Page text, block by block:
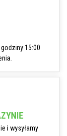
15:00
i wysyłamy